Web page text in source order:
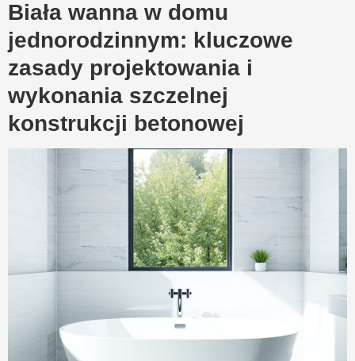
Biała wanna w domu
jednorodzinnym: kluczowe
zasady projektowania i
wykonania szczelnej
konstrukcji betonowej